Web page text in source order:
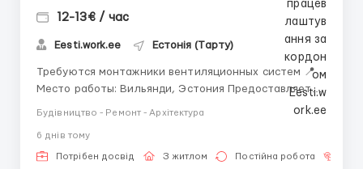
12-13€ / час
Eesti.work.ee Естонія (Тарту)
Требуются монтажники вентиляционных систем 📍
Место работы: Вильянди, Эстония Предоставляется
оборудования и комплектующих. Чтение чертежей и
технической документации. ...
Будівництво - Ремонт - Архітектура
6 днiв тому
Потрібен досвід З житлом Постійна робота